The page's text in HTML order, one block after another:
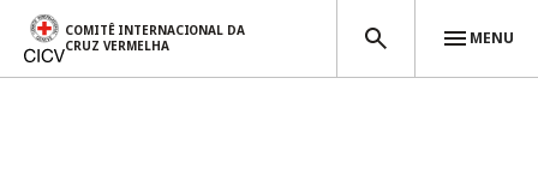
COMITÊ INTERNACIONAL DA
CRUZ VERMELHA
MENU